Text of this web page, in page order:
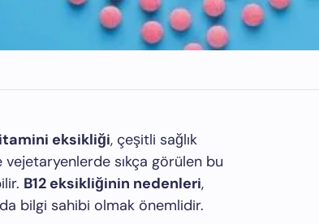
eksikliği, çeşitli sağlık
sıkça görülen bu
B12 eksikliğinin nedenleri,
bilgi sahibi olmak önemlidir.